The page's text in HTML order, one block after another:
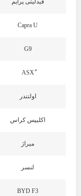
فیدلیتی پرایم
Capra U
G9
َُASX
اولتندر
اکلیپس کراس
میراژ
لنسر
BYD F3